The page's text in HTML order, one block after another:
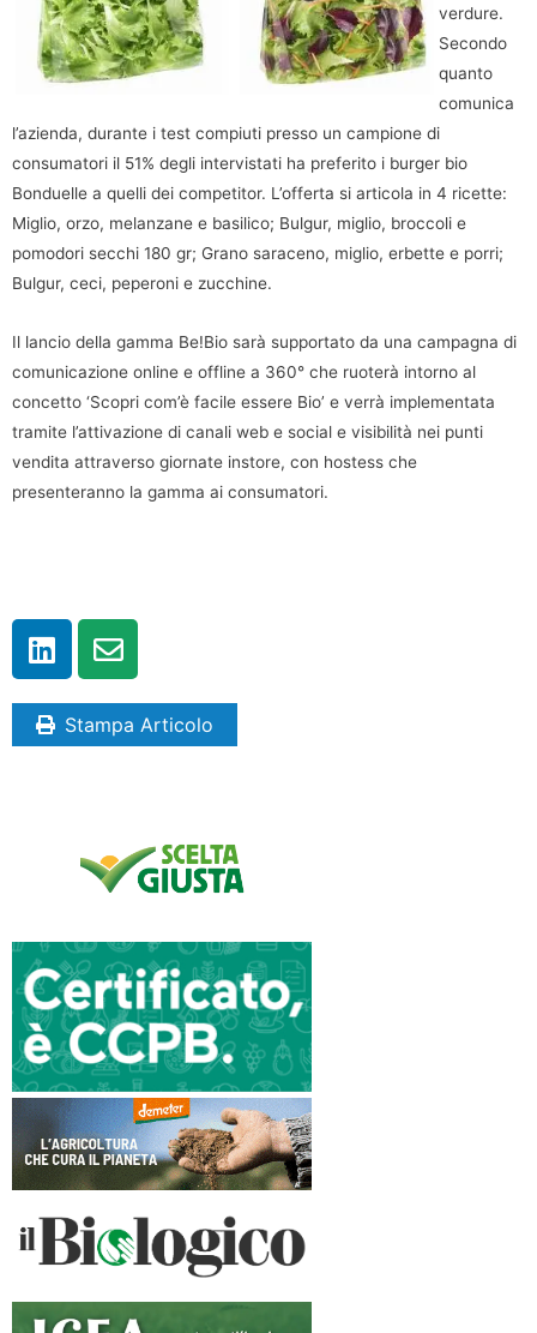
verdure.
Secondo
quanto
comunica
l’azienda, durante i test compiuti presso un campione di
consumatori il 51% degli intervistati ha preferito i burger bio
Bonduelle a quelli dei competitor. L’offerta si articola in 4 ricette:
Miglio, orzo, melanzane e basilico; Bulgur, miglio, broccoli e
pomodori secchi 180 gr; Grano saraceno, miglio, erbette e porri;
Bulgur, ceci, peperoni e zucchine.
Il lancio della gamma Be!Bio sarà supportato da una campagna di
comunicazione online e offline a 360° che ruoterà intorno al
concetto ‘Scopri com’è facile essere Bio’ e verrà implementata
tramite l’attivazione di canali web e social e visibilità nei punti
vendita attraverso giornate instore, con hostess che
presenteranno la gamma ai consumatori.
Stampa Articolo